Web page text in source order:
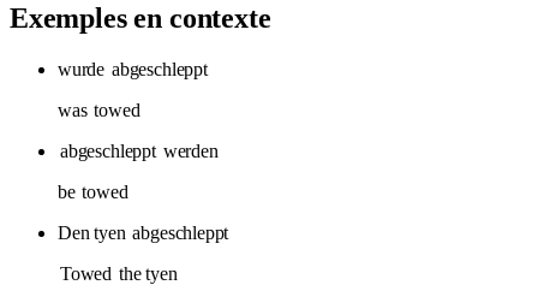
Exemples en contexte
wurde abgeschleppt
was towed
abgeschleppt werden
be towed
Den tyen abgeschleppt
Towed the tyen